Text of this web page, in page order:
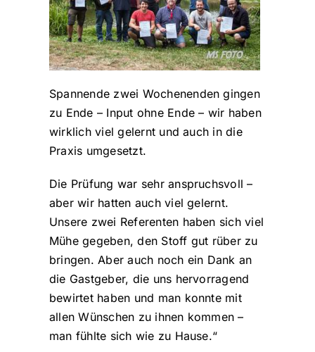
Spannende zwei Wochenenden gingen
zu Ende – Input ohne Ende – wir haben
wirklich viel gelernt und auch in die
Praxis umgesetzt.
Die Prüfung war sehr anspruchsvoll –
aber wir hatten auch viel gelernt.
Unsere zwei Referenten haben sich viel
Mühe gegeben, den Stoff gut rüber zu
bringen. Aber auch noch ein Dank an
die Gastgeber, die uns hervorragend
bewirtet haben und man konnte mit
allen Wünschen zu ihnen kommen –
man fühlte sich wie zu Hause.“